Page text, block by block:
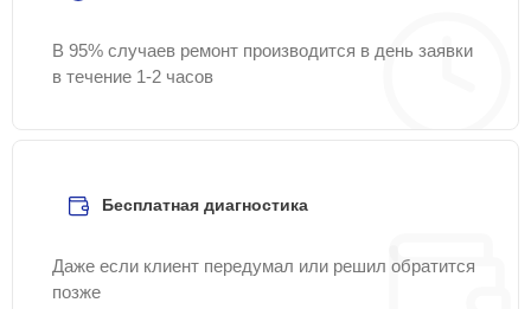
В 95% случаев ремонт производится в день заявки
в течение 1-2 часов
Бесплатная диагностика
Даже если клиент передумал или решил обратится
позже